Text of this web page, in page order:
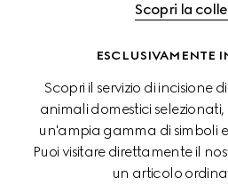
Scopri la
ESCLUSIVAMENTE
Scopri il servizio di incisione
animali domestici
un'ampia gamma di simboli
Puoi visitare direttamente il
un articolo